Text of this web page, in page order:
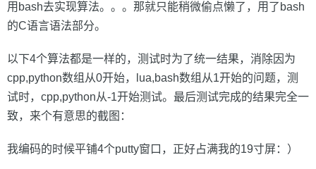
用bash去实现算法。。。那就只能稍微偷点懒了，用了bash
的C语言语法部分。
以下4个算法都是一样的，测试时为了统一结果，消除因为
cpp,python数组从0开始，lua,bash数组从1开始的问题，测
试时，cpp,python从-1开始测试。最后测试完成的结果完全一
致，来个有意思的截图：
我编码的时候平铺4个putty窗口，正好占满我的19寸屏：）